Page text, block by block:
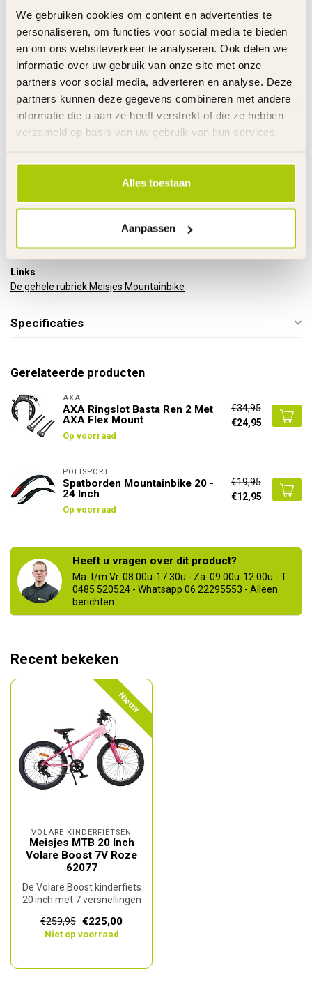
We gebruiken cookies om content en advertenties te
personaliseren, om functies voor social media te bieden
en om ons websiteverkeer te analyseren. Ook delen we
informatie over uw gebruik van onze site met onze
partners voor social media, adverteren en analyse. Deze
partners kunnen deze gegevens combineren met andere
informatie die u aan ze heeft verstrekt of die ze hebben
verzameld op basis van uw gebruik van hun services.
Alles toestaan
Aanpassen
Aantal Versnellingen
7 - Derailleur
Remmen
Handremmen voor en achter
Uitvoering remmen
Stalen V-Brakes
Remgrepen
Aluminium
Handvatten
Slijtvast rubber
Velgen
Aluminium
Zadel
Kunststof
Standaard
Aluminium
Vering
Voor
Niet verstelbaar
Gewicht product
14,5 kg
85%
Links
De gehele rubriek Meisjes Mountainbike
Specificaties
Gerelateerde producten
AXA
AXA Ringslot Basta Ren 2 Met
AXA Flex Mount
Op voorraad
€34,95
€24,95
POLISPORT
Spatborden Mountainbike 20 -
24 Inch
Op voorraad
€19,95
€12,95
Heeft u vragen over dit product?
Ma. t/m Vr. 08.00u-17.30u - Za. 09.00u-12.00u - T
0485 520524 - Whatsapp 06 22295553 - Alleen
berichten
Recent bekeken
Nieuw
VOLARE KINDERFIETSEN
Meisjes MTB 20 Inch
Volare Boost 7V Roze
62077
De Volare Boost kinderfiets
20 inch met 7 versnellingen
€259,95 €225,00
Niet op voorraad